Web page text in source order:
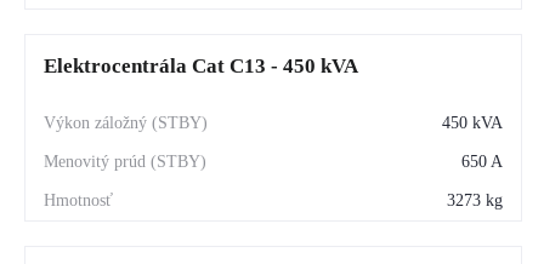
Elektrocentrála Cat C13 - 450 kVA
450 kVA
650 A
3273 kg